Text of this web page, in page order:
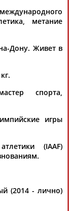
года в метании
признался,
равно далеко",
метание
Дону. Живет в
спорта,
игры
(IAAF)
(2014 - лично)